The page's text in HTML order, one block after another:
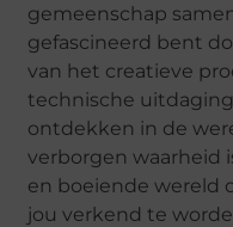
gemeenschap
gefascineerd bent
van het creatieve
technische
ontdekken in de
verborgen waarheid
en boeiende wereld
jou verkend te